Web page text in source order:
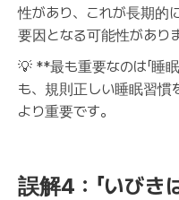
性があり、これが長期的
要因となる可能性があり
💡 **最も重要なのは「睡
も、規則正しい睡眠習慣
より重要です。
誤解4：「いびき